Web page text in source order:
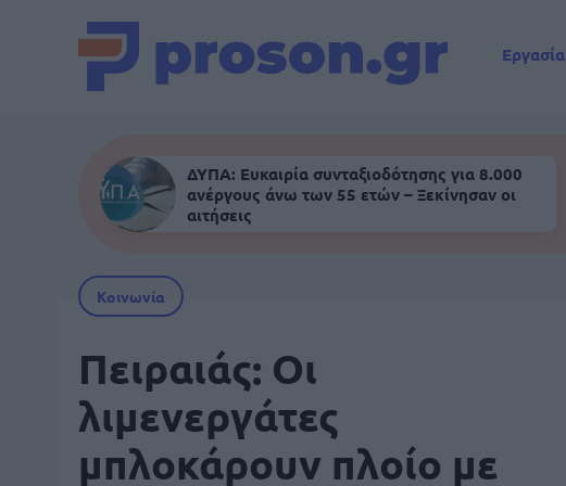
Εργασία
ΔΥΠΑ: Ευκαιρία συνταξιοδότησης για 8.000
ανέργους άνω των 55 ετών – Ξεκίνησαν οι
αιτήσεις
Κοινωνία
Πειραιάς: Οι
λιμενεργάτες
μπλοκάρουν πλοίο με